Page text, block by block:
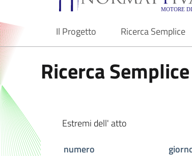
Normattiva
Il Progetto
current Ricerca Semplice
Ricerca Semplice
Estremi dell' atto
numero